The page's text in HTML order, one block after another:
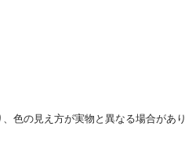
色の見え方が実物と異なる場合があり